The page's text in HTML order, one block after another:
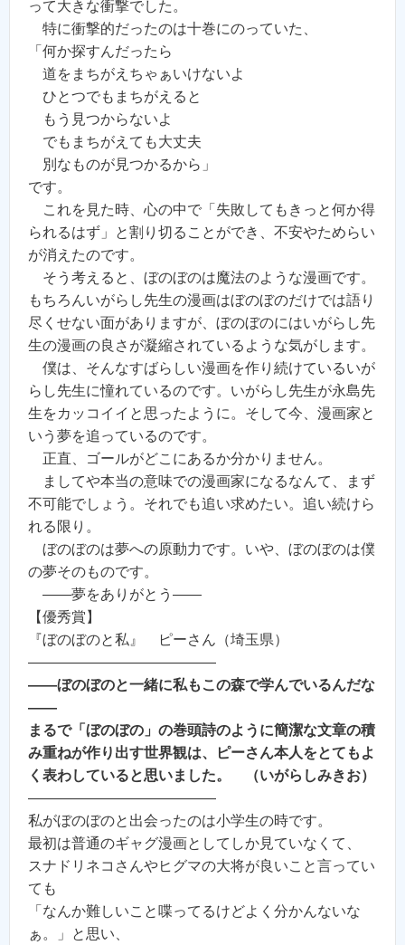
って大きな衝撃でした。
特に衝撃的だったのは十巻にのっていた、
「何か探すんだったら
道をまちがえちゃぁいけないよ
ひとつでもまちがえると
もう見つからないよ
でもまちがえても大丈夫
別なものが見つかるから」
です。
これを見た時、心の中で「失敗してもきっと何か得
られるはず」と割り切ることができ、不安やためらい
が消えたのです。
そう考えると、ぼのぼのは魔法のような漫画です。
もちろんいがらし先生の漫画はぼのぼのだけでは語り
尽くせない面がありますが、ぼのぼのにはいがらし先
生の漫画の良さが凝縮されているような気がします。
僕は、そんなすばらしい漫画を作り続けているいが
らし先生に憧れているのです。いがらし先生が永島先
生をカッコイイと思ったように。そして今、漫画家と
いう夢を追っているのです。
正直、ゴールがどこにあるか分かりません。
ましてや本当の意味での漫画家になるなんて、まず
不可能でしょう。それでも追い求めたい。追い続けら
れる限り。
ぼのぼのは夢への原動力です。いや、ぼのぼのは僕
の夢そのものです。
――夢をありがとう――
【優秀賞】
『ぼのぼのと私』 ピーさん（埼玉県）
—————————————
――ぼのぼのと一緒に私もこの森で学んでいるんだな
――
まるで「ぼのぼの」の巻頭詩のように簡潔な文章の積
み重ねが作り出す世界観は、ピーさん本人をとてもよ
く表わしていると思いました。 （いがらしみきお）
—————————————
私がぼのぼのと出会ったのは小学生の時です。
最初は普通のギャグ漫画としてしか見ていなくて、
スナドリネコさんやヒグマの大将が良いこと言ってい
ても
「なんか難しいこと喋ってるけどよく分かんないな
ぁ。」と思い、